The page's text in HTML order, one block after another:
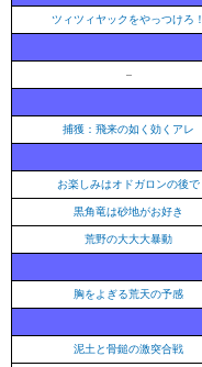
ツィツィヤックをやっつけろ！
–
捕獲：飛来の如く効くアレ
お楽しみはオドガロンの後で
黒角竜は砂地がお好き
荒野の大大大暴動
胸をよぎる荒天の予感
泥土と骨鎚の激突合戦